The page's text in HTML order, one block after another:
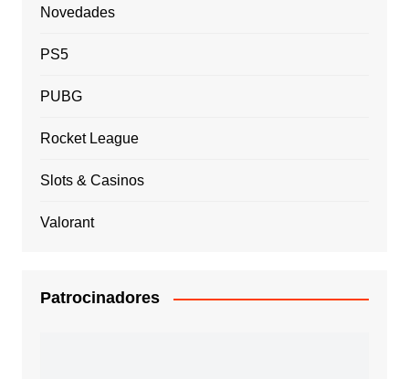
Novedades
PS5
PUBG
Rocket League
Slots & Casinos
Valorant
Patrocinadores